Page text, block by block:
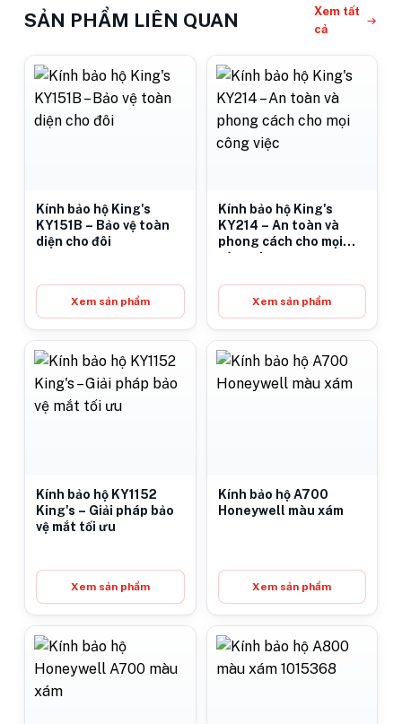
SẢN PHẨM LIÊN QUAN
Xem tất
cả
Kính bảo hộ King's
KY151B – Bảo vệ toàn
diện cho đôi
Xem sản phẩm
Kính bảo hộ King's
KY214 – An toàn và
phong cách cho mọi
công việc
Xem sản phẩm
Kính bảo hộ KY1152
King's – Giải pháp bảo
vệ mắt tối ưu
Xem sản phẩm
Kính bảo hộ A700
Honeywell màu xám
Xem sản phẩm